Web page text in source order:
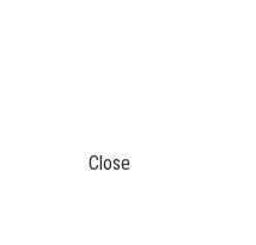
Close